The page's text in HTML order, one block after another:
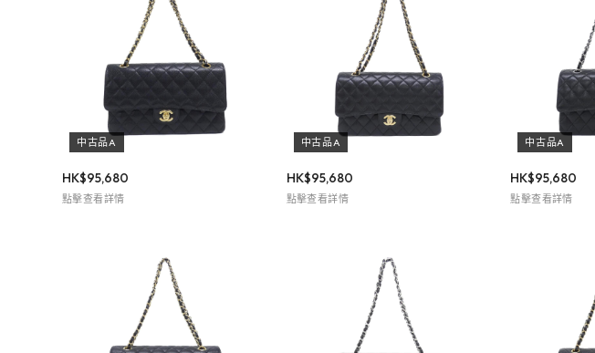
中古品A
HK$95,680
點擊查看詳情
中古品A
HK$95,680
點擊查看詳情
中古品A
HK$95,680
點擊查看詳情